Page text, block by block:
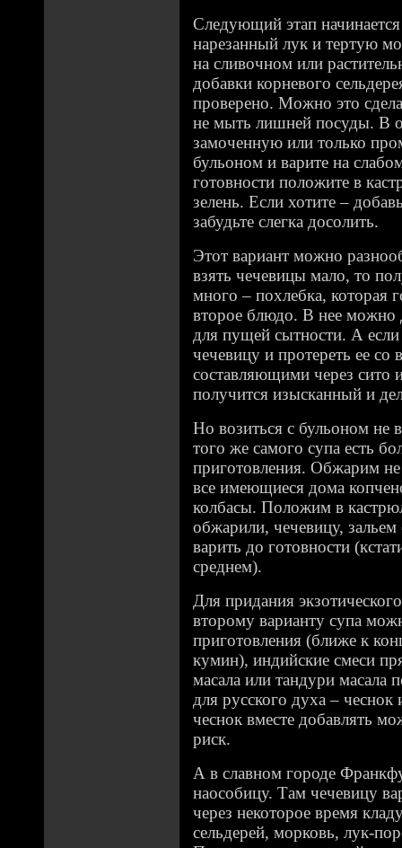
Следующий этап
нарезанный лук и тертую
на сливочном или
добавки корневого
проверено. Можно это
не мыть лишней посуды. В
замоченную или только
бульоном и варите на
готовности положите в
зелень. Если хотите –
забудьте слегка досолить.
Этот вариант можно
взять чечевицы мало, то
много – похлебка, которая
второе блюдо. В нее можно
для пущей сытности. А если
чечевицу и протереть ее со
составляющими через сито
получится изысканный и
Но возиться с бульоном не
того же самого супа есть
приготовления. Обжарим
все имеющиеся дома
колбасы. Положим в
обжарили, чечевицу,
варить до готовности
среднем).
Для придания
второму варианту супа
приготовления (ближе к
кумин), индийские смеси
масала или тандури масала
для русского духа – чеснок
чеснок вместе добавлять
риск.
А в славном городе
наособицу. Там чечевицу
через некоторое время
сельдерей, морковь, лук-